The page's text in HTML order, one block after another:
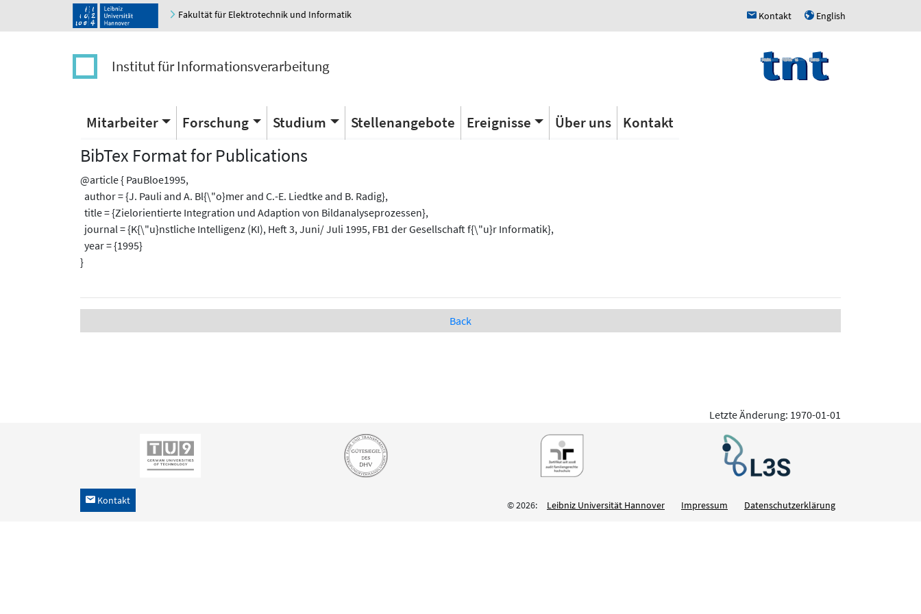
Fakultät für Elektrotechnik und Informatik h Kontakt u English
Institut für Informationsverarbeitung
Mitarbeiter Forschung Studium Stellenangebote Ereignisse Über uns Kontakt
BibTex Format for Publications
@article { PauBloe1995,
author = {J. Pauli and A. Bl{\"o}mer and C.-E. Liedtke and B. Radig},
title = {Zielorientierte Integration und Adaption von Bildanalyseprozessen},
journal = {K{\"u}nstliche Intelligenz (KI), Heft 3, Juni/ Juli 1995, FB1 der Gesellschaft f{\"u}r Informatik},
year = {1995}
}
Back
Letzte Änderung: 1970-01-01
h Kontakt © 2026: Leibniz Universität Hannover Impressum Datenschutzerklärung